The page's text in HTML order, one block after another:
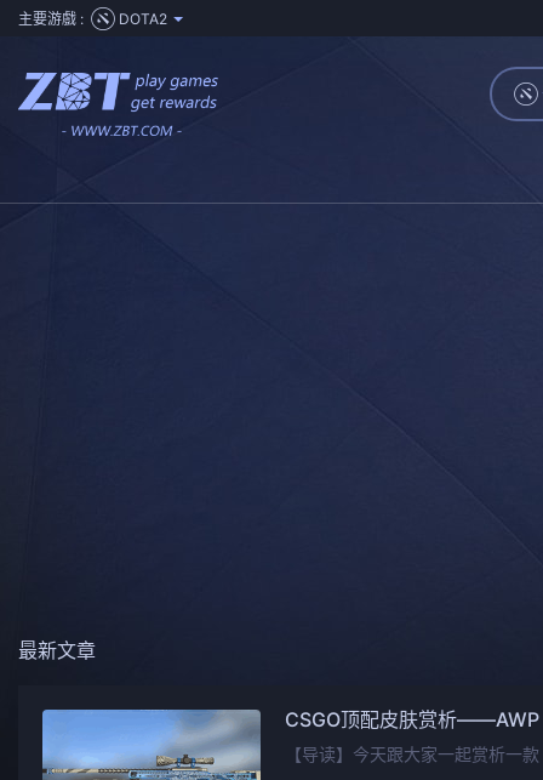
主要游戲 : DOTA2
最新文章
CSGO顶配皮肤赏析——AWP
【导读】今天跟大家一起赏析一